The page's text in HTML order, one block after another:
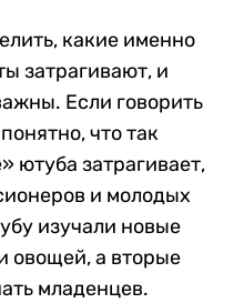
какие именно
затрагивают, и
Если говорить
что так
ютуба затрагивает,
и молодых
изучали новые
овощей, а вторые
младенцев.